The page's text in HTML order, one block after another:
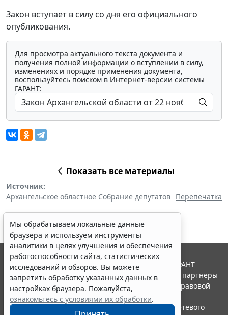
Закон вступает в силу со дня его официального
опубликования.
Для просмотра актуального текста документа и
получения полной информации о вступлении в силу,
изменениях и порядке применения документа,
воспользуйтесь поиском в Интернет-версии системы
ГАРАНТ:
Показать все материалы
Источник:
Архангельское областное Собрание депутатов Перепечатка
Мы обрабатываем локальные данные
браузера и используем инструменты
аналитики в целях улучшения и обеспечения
работоспособности сайта, статистических
исследований и обзоров. Вы можете
запретить обработку указанных данных в
настройках браузера. Пожалуйста,
ознакомьтесь с условиями их обработки.
© ООО "НПП "ГАРАНТ-СЕРВИС", 2026. Система ГАРАНТ
выпускается с 1990 года. Компания "Гарант" и ее партнеры
являются участниками Российской ассоциации правовой
информации ГАРАНТ.
Портал ГАРАНТ.РУ зарегистрирован в качестве сетевого